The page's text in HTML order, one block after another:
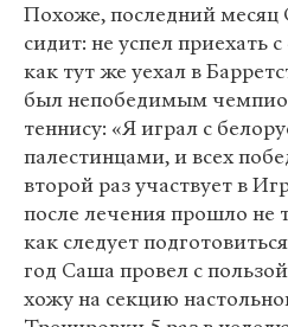
Похоже, последний
сидит: не успел приехать
как тут же уехал в
был непобедимым
теннису: «Я играл с
палестинцами, и всех
второй раз участвует в
после лечения прошло не
как следует
год Саша провел с
хожу на секцию